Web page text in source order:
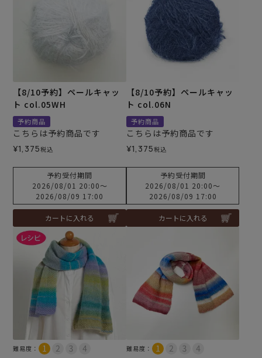
【8/10予約】ペールキャッ
ト col.05WH
予約商品
こちらは予約商品です
¥1,375税込
予約受付期間
2026/08/01 20:00〜
2026/08/09 17:00
カートに入れる
【8/10予約】ペールキャッ
ト col.06N
予約商品
こちらは予約商品です
¥1,375税込
予約受付期間
2026/08/01 20:00〜
2026/08/09 17:00
カートに入れる
難易度： 難易度：